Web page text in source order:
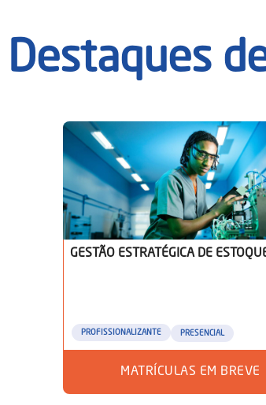
Destaques
GESTÃO ESTRATÉGICA DE
PRESENCIAL
PROFISSIONALIZANTE
MATRÍCULAS EM BREVE